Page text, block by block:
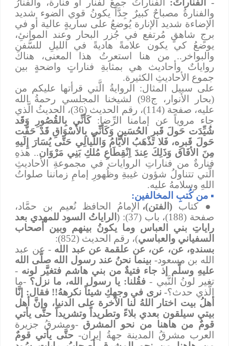
- الفناراتُ:الفناراتُ جمعٌ لفنار أو فنارة، والفنارُ
والفنارةُ مصباحٌ كبيرٌ جِدَّاً يكونُ قوي الضوء شديد
الإضاءة شديد الإنارة يُوضعُ على ساريةٍ عالية أو في
برجٍ شاهقٍ مُرتفع في جُزر البحار وعند الموانئِ،
يوضعُ كي يكون علامةً هاديةً في الليلِ للسُّفنِ
والبواخر.. من هنا استعرتُ هذا المعنى، هناك
رواياتٌ وأحاديث هي بمثابةِ فناراتٍ واضحةٍ بين
جموع الأحاديثِ الكثيرة.
على سبيل المثال: الروايةُ الَّتي قرأتها عليكم من
(بحار الأنوار، ج98) لشيخنا المجلسي رحمةُ الله
عليه، صفحة (114)، رقم الحديث (36)، الحديثُ الَّذي
جاء مروياً عن إمامنا الرِّضا: كَأنِّي بِالقُصُورِ وَقَد
شُيِّدَت حَولَ قَبرِ الحُسَين وَكَأَنِّي بِالأَسْوَاقِ قَدْ حَفَّت
حَولَ قَبرِه، فَلا تَذْهَبُ الأَيَّامُ وَاللَّيالِي حَتَّى يُسَارَ إِلَيهِ
مِنَ الأفَاق وَذَلِكَ عِندَ اِنْقِطَاعِ مُلكِ بَنِي مَرْوَان.. هذهِ
فنارةٌ من فناراتِ الروايات في مجموعةِ الأحاديثِ
الَّتي تتناولُ شؤون غيبةِ وظُهورِ إمامِ زماننا صلواتُ
اللهِ وسلامهُ عليه.
من كُتبِ المخالفين:
●كتاب (الفتن)،الإمامُ الحافظ نُعيم بن حمَّاد،
صفحة (188)، باب (37): (
الراياتُ السود للمهدي بعد
راياتِ بني العباس وما يكونُ بينهم وبين أصحاب
السفياني والعباسي)، رقم الحديث (852):
بسندهِ، عن، عن، عن علقمة عن عبد الله- عن عبد
الله بن مسعود-بينما نحنُ عند رسول الله صلَّى الله
عليهِ وسلَّم إذ جاء فتيةٌ من بني هاشم فتغيَّر لونه
تغير لونُ النَّبي -فقُلنا: يا رسول الله، ما نزل؟-ما
الَّذي حدث؟-نرى في وجهكِ شيئاً نكرههُ!! فقال: إنَّا
أهلُ بيت اختار اللهُ لنا الآخرة على الدنيا، وإنَّ أهل
بيتي سيلقون بعدي بلاءً وتطريداً وتشريداً حتَّى يأتي
قومٌ من هاهنا من نحو المشرق-ومشرقُ جزيرة
العرب مشرقُ المدينة جهةُ إيران- حتَّى يأتي قومٌ